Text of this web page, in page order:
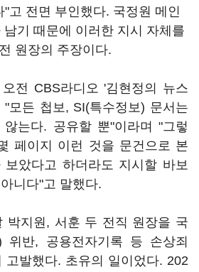
고 전면 부인했다. 국정원 메인
기 때문에 이러한 지시 자체를
원장의 주장이다.
전 CBS라디오 '김현정의 뉴스
"모든 첩보, SI(특수정보) 문서는
는다. 공유할 뿐"이라며 "그렇
페이지 이런 것을 문건으로 본
았다고 하더라도 지시할 바보
니다"고 말했다.
박지원, 서훈 두 전직 원장을 국
위반, 공용전자기록 등 손상죄
고발했다. 초유의 일이었다. 202